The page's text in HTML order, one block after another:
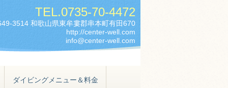
TEL.0735-70-4472
3514 和歌山県東牟婁郡串本町有田670
http://center-well.com
info@center-well.com
ダイビングメニュー＆料金